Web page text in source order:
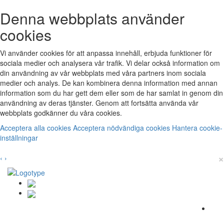
Denna webbplats använder
cookies
Vi använder cookies för att anpassa innehåll, erbjuda funktioner för
sociala medier och analysera vår trafik. Vi delar också information om
din användning av vår webbplats med våra partners inom sociala
medier och analys. De kan kombinera denna information med annan
information som du har gett dem eller som de har samlat in genom din
användning av deras tjänster. Genom att fortsätta använda vår
webbplats godkänner du våra cookies.
Acceptera alla cookies Acceptera nödvändiga cookies Hantera cookie-
inställningar
‹ › ×